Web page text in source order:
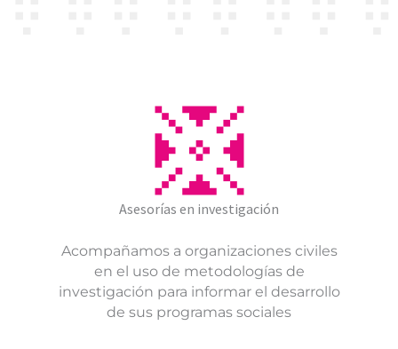
Asesorías en investigación
Acompañamos a organizaciones civiles
en el uso de metodologías de
investigación para informar el desarrollo
de sus programas sociales